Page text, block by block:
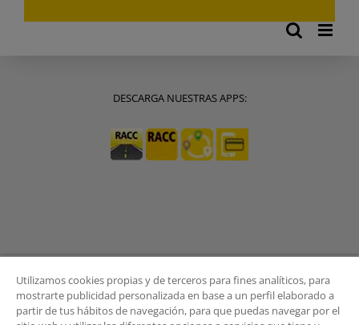
DESCARGA NUESTRAS APPS:
Utilizamos cookies propias y de terceros para fines analíticos, para
mostrarte publicidad personalizada en base a un perfil elaborado a
partir de tus hábitos de navegación, para que puedas navegar por el